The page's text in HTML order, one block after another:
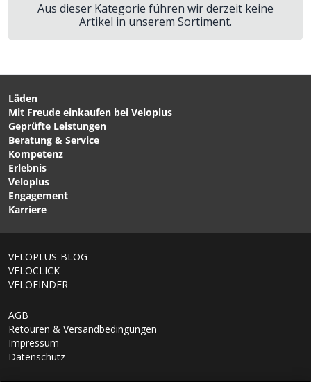
Aus dieser Kategorie führen wir derzeit keine
Artikel in unserem Sortiment.
Läden
Mit Freude einkaufen bei Veloplus
Geprüfte Leistungen
Beratung & Service
Kompetenz
Erlebnis
Veloplus
Engagement
Karriere
VELOPLUS-BLOG
VELOCLICK
VELOFINDER
AGB
Retouren & Versandbedingungen
Impressum
Datenschutz